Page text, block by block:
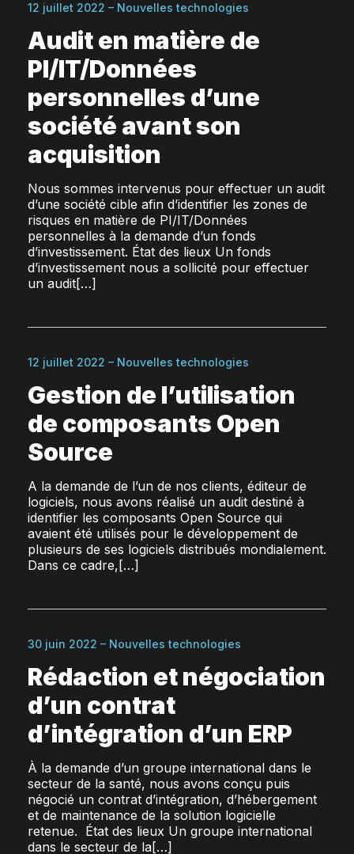
12 juillet 2022 – Nouvelles technologies
Audit en matière de
PI/IT/Données
personnelles d’une
société avant son
acquisition
Nous sommes intervenus pour effectuer un audit
d’une société cible afin d’identifier les zones de
risques en matière de PI/IT/Données
personnelles à la demande d’un fonds
d’investissement. État des lieux Un fonds
d’investissement nous a sollicité pour effectuer
un audit[…]
12 juillet 2022 – Nouvelles technologies
Gestion de l’utilisation
de composants Open
Source
A la demande de l’un de nos clients, éditeur de
logiciels, nous avons réalisé un audit destiné à
identifier les composants Open Source qui
avaient été utilisés pour le développement de
plusieurs de ses logiciels distribués mondialement.
Dans ce cadre,[…]
30 juin 2022 – Nouvelles technologies
Rédaction et négociation
d’un contrat
d’intégration d’un ERP
À la demande d’un groupe international dans le
secteur de la santé, nous avons conçu puis
négocié un contrat d’intégration, d’hébergement
et de maintenance de la solution logicielle
retenue. État des lieux Un groupe international
dans le secteur de la[…]